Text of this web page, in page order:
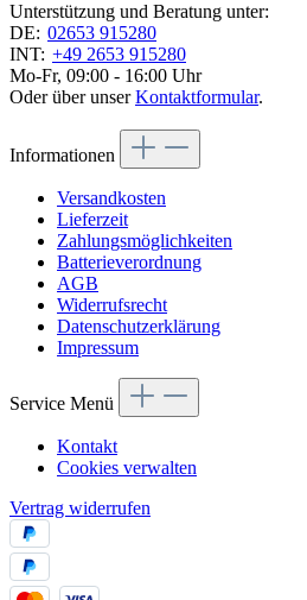
Unterstützung und Beratung unter:
DE: 02653 915280
INT: +49 2653 915280
Mo-Fr, 09:00 - 16:00 Uhr
Oder über unserKontaktformular.
Informationen
Versandkosten
Lieferzeit
Zahlungsmöglichkeiten
Batterieverordnung
AGB
Widerrufsrecht
Datenschutzerklärung
Impressum
Service Menü
Kontakt
Cookies verwalten
Vertrag widerrufen